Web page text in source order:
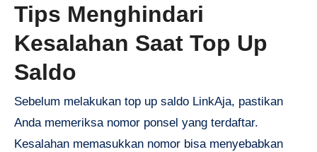
Tips Menghindari
Kesalahan Saat Top Up
Saldo
Sebelum melakukan top up saldo LinkAja, pastikan
Anda memeriksa nomor ponsel yang terdaftar.
Kesalahan memasukkan nomor bisa menyebabkan